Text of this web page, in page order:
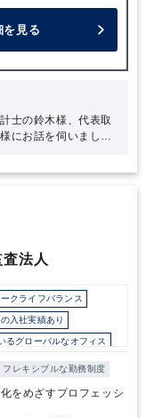
を見る
士の鈴木様、代表取
にお話を伺いまし
長の役職に就きま
な姿勢をしっかりと
々な面で成果を大切
バランスや短期間の
るプロフェッショナ
専門家にすぐ聞くこ
トの様々な悩みや課
経験者の方はもちろん
「BPOで社会を支え
変お薦めの求人で
法人
クライフバランス
入社実績あり
るグローバルなオフィス
週休2日制
フレキシブルな勤務制度
をめざすプロフェッシ